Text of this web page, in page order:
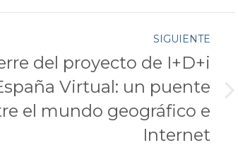
SIGUIENTE
del proyecto de I+D+i
Virtual: un puente
el mundo geográfico e
Internet